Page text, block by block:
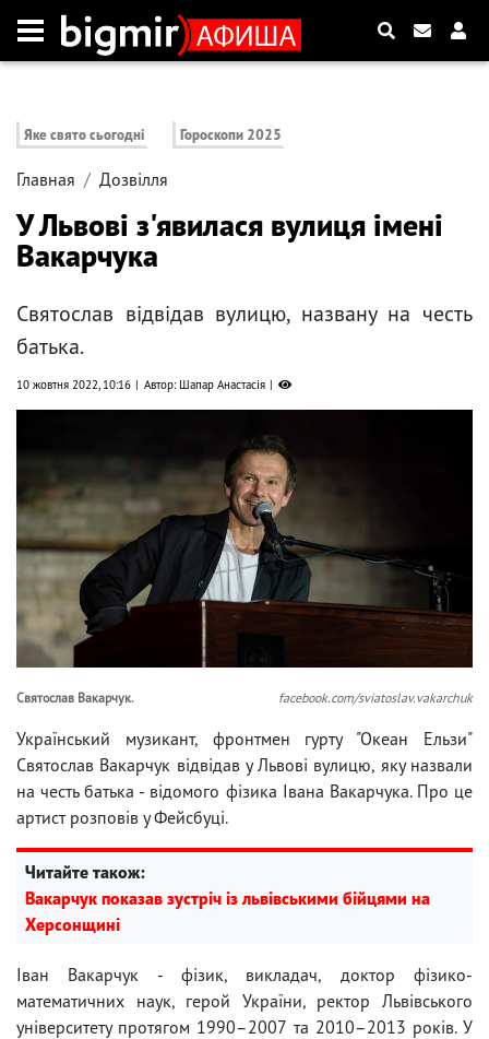
Яке свято сьогодні Гороскопи 2025
Главная Дозвілля
У Львові з'явилася вулиця імені
Вакарчука
Святослав відвідав вулицю, названу на честь
батька.
10 жовтня 2022, 10:16 Автор: Шапар Анастасія
Святослав Вакарчук. facebook.com/sviatoslav.vakarchuk
Український музикант, фронтмен гурту "Океан Ельзи"
Святослав Вакарчук відвідав у Львові вулицю, яку назвали
на честь батька - відомого фізика Івана Вакарчука. Про це
артист розповів у Фейсбуці.
Читайте також:
Вакарчук показав зустріч із львівськими бійцями на
Херсонщині
Іван Вакарчук - фізик, викладач, доктор фізико-
математичних наук, герой України, ректор Львівського
університету протягом 1990–2007 та 2010–2013 років. У